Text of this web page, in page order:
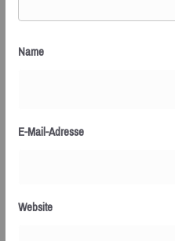
Name
E-Mail-Adresse
Website